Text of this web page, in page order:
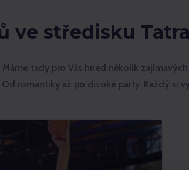
ve středisku
tady pro Vás hned několik
romantiky až po divoké párty. Každý si